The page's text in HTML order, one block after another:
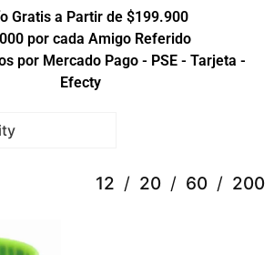
Gratis a Partir de $199.900
por cada Amigo Referido
por Mercado Pago - PSE - Tarjeta -
Efecty
12 20 60 200